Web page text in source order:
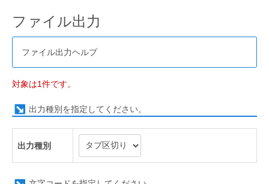
ファイル出力
ファイル出力ヘルプ
対象は1件です。
出力種別を指定してください。
出力種別